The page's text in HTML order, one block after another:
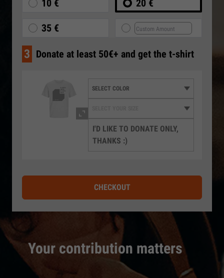
Your contribution matters
10 € 20 €
35 €
3 Donate at least 50€+ and get the t-shirt
I'D LIKE TO DONATE ONLY,
THANKS :)
CHECKOUT